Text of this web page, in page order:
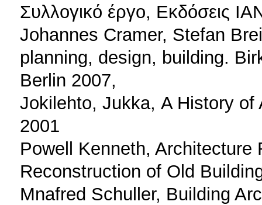
Συλλογικό έργο, Εκδόσεις
Johannes Cramer, Stefan
planning, design, building.
Berlin 2007,
Jokilehto, Jukka, Α History of
2001
Powell Kenneth, Architecture
Reconstruction of Old
Mnafred Schuller, Building